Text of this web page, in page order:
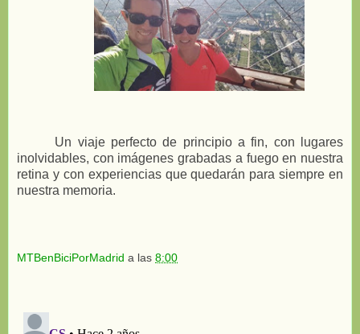
Un viaje perfecto de principio a fin, con lugares
inolvidables, con imágenes grabadas a fuego en nuestra
retina y con experiencias que quedarán para siempre en
nuestra memoria.
MTBenBiciPorMadrid a las 8:00